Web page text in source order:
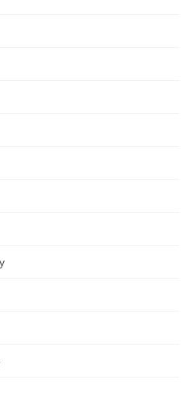
Movements in
world
Local